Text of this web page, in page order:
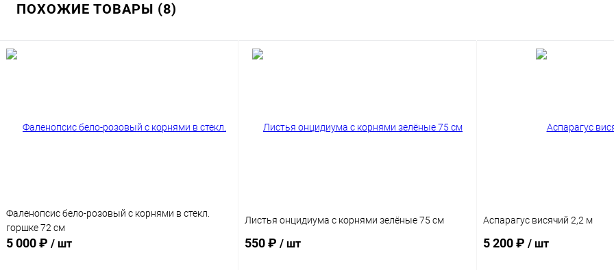
ПОХОЖИЕ ТОВАРЫ (8)
Фаленопсис бело-розовый с корнями в стекл.
горшке 72 см
5 000 ₽ / шт
Листья онцидиума с корнями зелёные 75 см
550 ₽ / шт
Аспарагус висячий 2,2 м
5 200 ₽ / шт